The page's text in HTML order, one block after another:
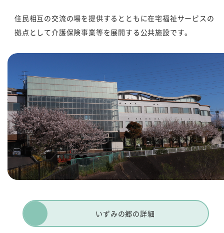
住民相互の交流の場を提供するとともに在宅福祉サービスの
拠点として介護保険事業等を展開する公共施設です。
いずみの郷の詳細